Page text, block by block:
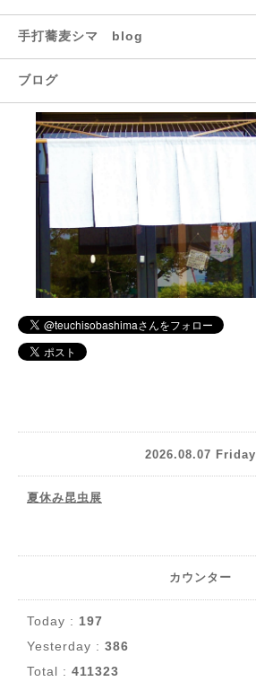
手打蕎麦シマ blog
ブログ
2026.08.07 Friday
夏休み昆虫展
カウンター
Today : 197
Yesterday : 386
Total : 411323